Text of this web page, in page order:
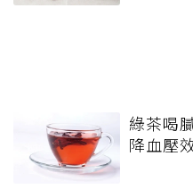
綠茶喝
降血壓